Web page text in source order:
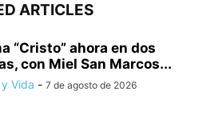
ARTICLES
“Cristo” ahora en dos
con Miel San Marcos...
Vida - 7 de agosto de 2026